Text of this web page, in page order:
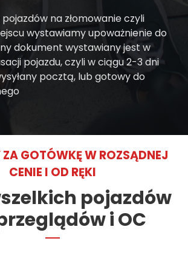
na złomowanie czyli
wystawiamy upoważnienie do
dokument wystawiany jest w
pojazdu, czyli w ciągu 2-3 dni
pocztą, lub gotowy do
GOTÓWKĘ W ROZSĄDNEJ
CENIE I OD RĘKI
pojazdów
i OC